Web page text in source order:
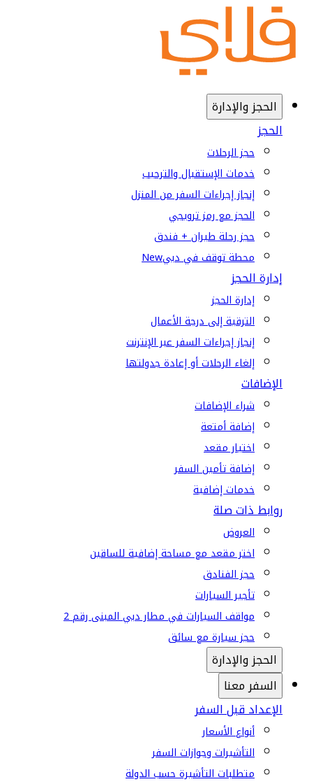
الحجز والإدارة
الحجز
حجز الرحلات
خدمات الإستقبال والترحيب
إنجاز إجراءات السفر من المنزل
الحجز مع رمز ترويجي
حجز رحلة طيران + فندق
محطة توقف في دبيNew
إدارة الحجز
إدارة الحجز
الترقية إلى درجة الأعمال
إنجاز إجراءات السفر عبر الإنترنت
إلغاء الرحلات أو إعادة جدولتها
الإضافات
شراء الإضافات
إضافة أمتعة
اختيار مقعد
إضافة تأمين السفر
خدمات إضافية
روابط ذات صلة
العروض
اختر مقعد مع مساحة إضافية للساقين
حجز الفنادق
تأجير السيارات
مواقف السيارات في مطار دبي المبنى رقم 2
حجز سيارة مع سائق
الحجز والإدارة
السفر معنا
الإعداد قبل السفر
أنواع الأسعار
التأشيرات وجوازات السفر
متطلبات التأشيرة حسب الدولة